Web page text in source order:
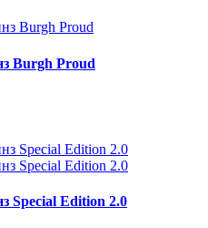
Burgh Proud
Special Edition 2.0